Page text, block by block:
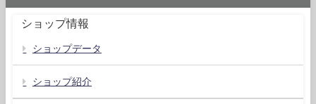
ショップ情報
ショップデータ
ショップ紹介